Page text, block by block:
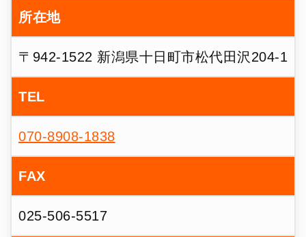
所在地
〒942-1522 新潟県十日町市松代田沢204-1
TEL
070-8908-1838
FAX
025-506-5517